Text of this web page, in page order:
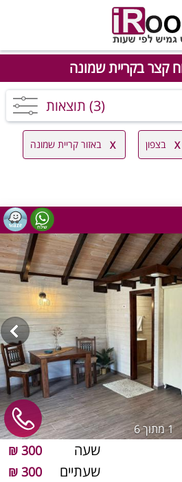
קצר בקריית שמונה
(3) תוצאות
בצפון באזור קריית שמונה
1מתוך 6
שעה 300 ₪
שעתיים 300 ₪